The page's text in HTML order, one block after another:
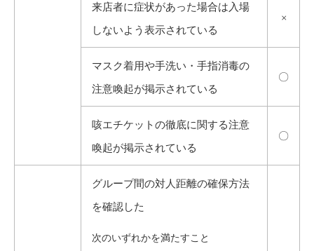
来店者に症状があった場合は入場
しないよう表示されている
×
マスク着用や手洗い・手指消毒の
注意喚起が掲示されている
〇
咳エチケットの徹底に関する注意
喚起が掲示されている
〇
グループ間の対人距離の確保方法
を確認した
次のいずれかを満たすこと